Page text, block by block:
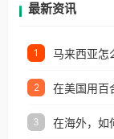
最新资讯
1
2
3